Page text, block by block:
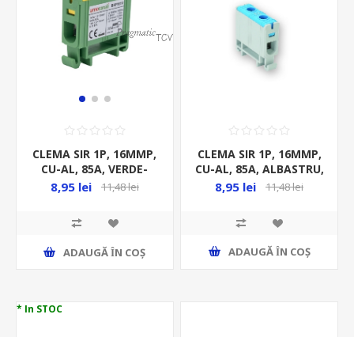
CLEMA SIR 1P, 16MMP,
CU-AL, 85A, VERDE-
GALBEN
8,95 lei 11,48 lei
ADAUGĂ ȊN COŞ
CLEMA SIR 1P, 16MMP,
CU-AL, 85A, ALBASTRU,
8,95 lei 11,48 lei
ADAUGĂ ȊN COŞ
* In STOC